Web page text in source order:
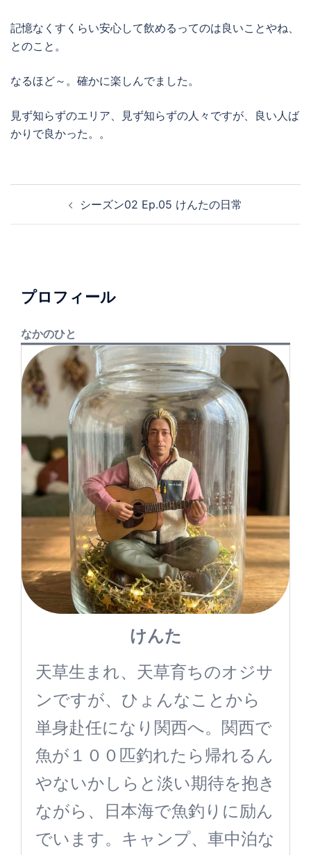
記憶なくすくらい安心して飲めるってのは良いことやね、
とのこと。
なるほど～。確かに楽しんでました。
見ず知らずのエリア、見ず知らずの人々ですが、良い人ば
かりで良かった。。
ナ
ー
シ
ョ
ン
シーズン02 Ep.05 けんたの日常
プロフィール
なかのひと
けんた
天草生まれ、天草育ちのオジサ
ンですが、ひょんなことから
単身赴任になり関西へ。関西で
魚が１００匹釣れたら帰れるん
やないかしらと淡い期待を抱き
ながら、日本海で魚釣りに励ん
でいます。キャンプ、車中泊な